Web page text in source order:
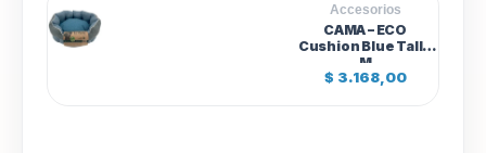
d
Accesorios
CAMA – ECO
Cushion Blue Talle
M
$ 3.168,00